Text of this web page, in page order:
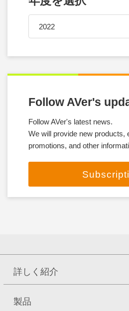
2022
Follow AVer's
Follow AVer's latest news.
We will provide new products,
promotions, and other
詳しく紹介
製品